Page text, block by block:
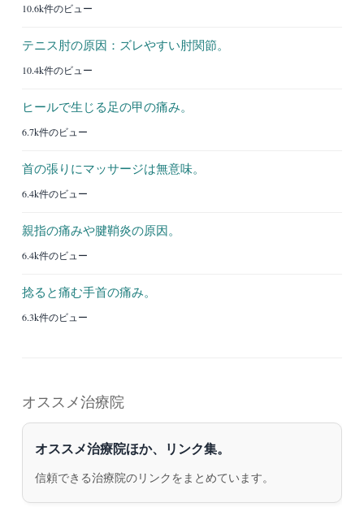
10.6k件のビュー
テニス肘の原因：ズレやすい肘関節。
10.4k件のビュー
ヒールで生じる足の甲の痛み。
6.7k件のビュー
首の張りにマッサージは無意味。
6.4k件のビュー
親指の痛みや腱鞘炎の原因。
6.4k件のビュー
捻ると痛む手首の痛み。
6.3k件のビュー
オススメ治療院
オススメ治療院ほか、リンク集。
信頼できる治療院のリンクをまとめています。